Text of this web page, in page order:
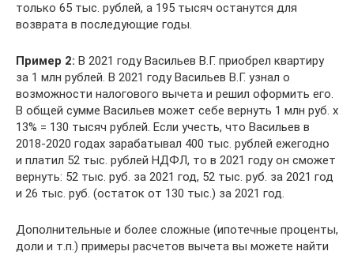
только 65 тыс. рублей, а 195 тысяч останутся для
возврата в последующие годы.
Пример 2: В 2021 году Васильев В.Г. приобрел квартиру
за 1 млн рублей. В 2021 году Васильев В.Г. узнал о
возможности налогового вычета и решил оформить его.
В общей сумме Васильев может себе вернуть 1 млн руб. х
13% = 130 тысяч рублей. Если учесть, что Васильев в
2018-2020 годах зарабатывал 400 тыс. рублей ежегодно
и платил 52 тыс. рублей НДФЛ, то в 2021 году он сможет
вернуть: 52 тыс. руб. за 2021 год, 52 тыс. руб. за 2021 год
и 26 тыс. руб. (остаток от 130 тыс.) за 2021 год.
Дополнительные и более сложные (ипотечные проценты,
доли и т.п.) примеры расчетов вычета вы можете найти